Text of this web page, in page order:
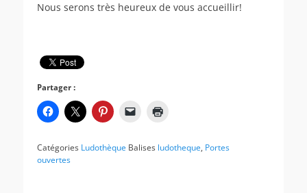
Nous serons très heureux de vous accueillir!
Partager :
Catégories Ludothèque Balises ludotheque, Portes
ouvertes